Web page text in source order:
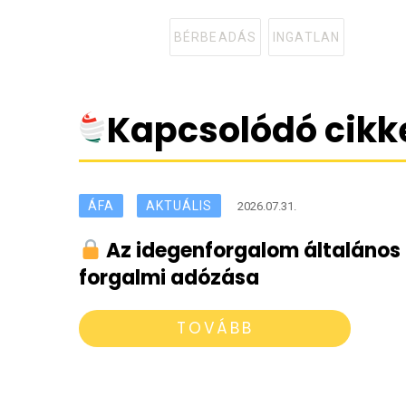
Tagged
BÉRBEADÁS INGATLAN
Kapcsolódó
ÁFA AKTUÁLIS 2026.07.31.
Az idegenforgalom általános
forgalmi adózása
TOVÁBB